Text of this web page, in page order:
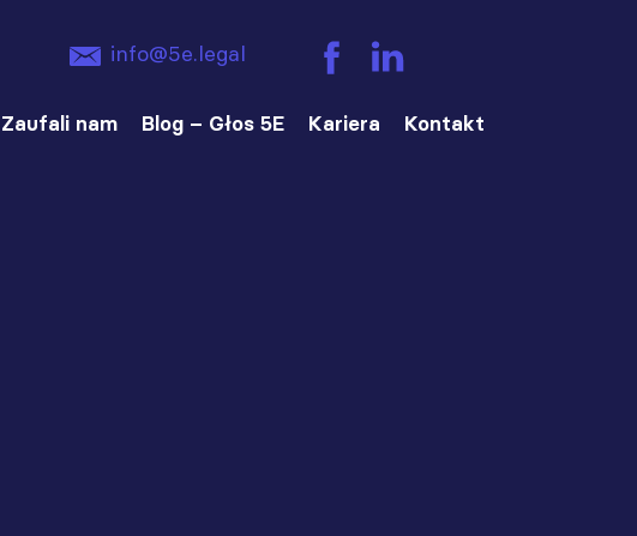
info@5e.legal
Zaufali nam Blog – Głos 5E Kariera Kontakt